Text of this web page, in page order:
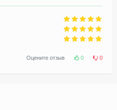
Оцените отзыв 0 0